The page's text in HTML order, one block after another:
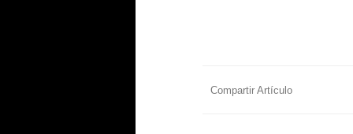
Compartir Artículo